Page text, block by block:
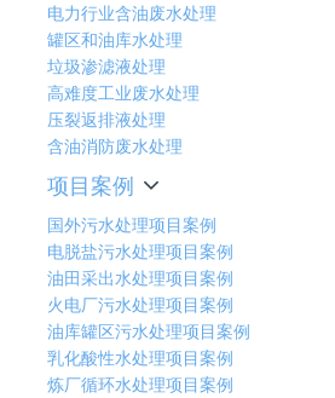
电力行业含油废水处理
罐区和油库水处理
垃圾渗滤液处理
高难度工业废水处理
压裂返排液处理
含油消防废水处理
项目案例
国外污水处理项目案例
电脱盐污水处理项目案例
油田采出水处理项目案例
火电厂污水处理项目案例
油库罐区污水处理项目案例
乳化酸性水处理项目案例
炼厂循环水处理项目案例